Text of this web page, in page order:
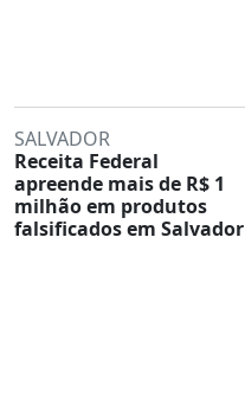
SALVADOR
Receita Federal
apreende mais de R$ 1
milhão em produtos
falsificados em Salvador